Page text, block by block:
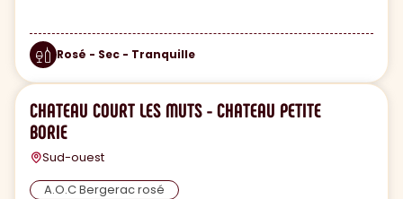
Rosé - Sec - Tranquille
CHATEAU COURT LES MUTS - CHATEAU PETITE
BORIE
Sud-ouest
A.O.C Bergerac rosé